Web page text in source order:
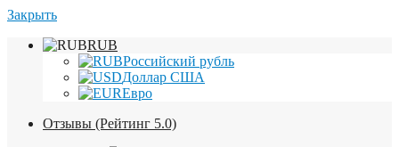
Закрыть
RUB
Российский рубль
Доллар США
Евро
Отзывы (Рейтинг 5.0)